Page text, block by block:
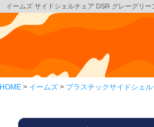
イームズ サイドシェルチェア DSR グレーグリ
HOME イームズ プラスチックサイドシェ